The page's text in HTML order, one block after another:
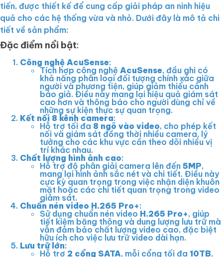
tiến, được thiết kế để cung cấp giải pháp an ninh hiệu
quả cho các hệ thống vừa và nhỏ. Dưới đây là mô tả chi
tiết về sản phẩm:
Đặc điểm nổi bật:
Công nghệ AcuSense:
Tích hợp công nghệ AcuSense, đầu ghi có
khả năng phân loại đối tượng chính xác giữa
người và phương tiện, giúp giảm thiểu cảnh
báo giả. Điều này mang lại hiệu quả giám sát
cao hơn và thông báo cho người dùng chỉ về
những sự kiện thực sự quan trọng.
Kết nối 8 kênh camera:
Hỗ trợ tối đa 8 ngõ vào video, cho phép kết
nối và giám sát đồng thời nhiều camera, lý
tưởng cho các khu vực cần theo dõi nhiều vị
trí khác nhau.
Chất lượng hình ảnh cao:
Hỗ trợ độ phân giải camera lên đến 5MP,
mang lại hình ảnh sắc nét và chi tiết. Điều này
cực kỳ quan trọng trong việc nhận diện khuôn
mặt hoặc các chi tiết quan trọng trong video
giám sát.
Chuẩn nén video H.265 Pro+:
Sử dụng chuẩn nén video H.265 Pro+, giúp
tiết kiệm băng thông và dung lượng lưu trữ mà
vẫn đảm bảo chất lượng video cao, đặc biệt
hữu ích cho việc lưu trữ video dài hạn.
Lưu trữ lớn:
Hỗ trợ 2 cổng SATA, mỗi cổng tối đa 10TB,